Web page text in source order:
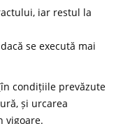
iar restul la
se execută mai
condițiile prevăzute
și urcarea
vigoare.